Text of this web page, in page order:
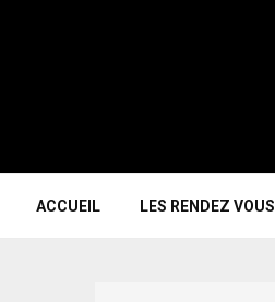
ACCUEIL LES RENDEZ VOUS